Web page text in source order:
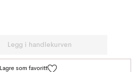
Legg i handlekurven
Lagre som favoritt